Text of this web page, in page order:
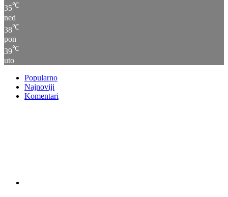
35℃
ned
38℃
pon
39℃
uto
Popularno
Najnoviji
Komentari